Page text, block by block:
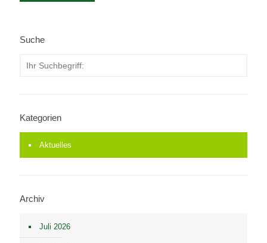
Suche
Kategorien
Aktuelles
Archiv
Juli 2026